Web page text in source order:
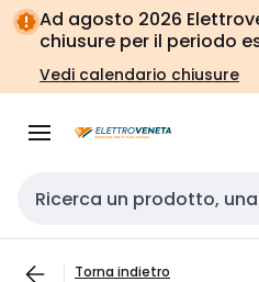
Vai alla
navigazione
Vai
alla
pagina
Ad agosto 2026
chiusure per il periodo
Vedi calendario chiusure
Cerca input
Torna indietro